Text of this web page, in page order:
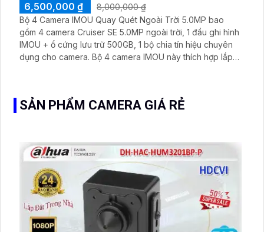
6,500,000 ₫
8,000,000 ₫
Bộ 4 Camera IMOU Quay Quét Ngoài Trời 5.0MP bao
gồm 4 camera Cruiser SE 5.0MP ngoài trời, 1 đầu ghi hình
IMOU + ổ cứng lưu trữ 500GB, 1 bộ chia tín hiệu chuyên
dụng cho camera. Bộ 4 camera IMOU này thích hợp lắp
SẢN PHẨM CAMERA GIÁ RẺ